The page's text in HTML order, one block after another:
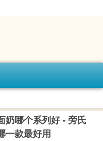
奶哪个系列好 - 旁氏
一款最好用